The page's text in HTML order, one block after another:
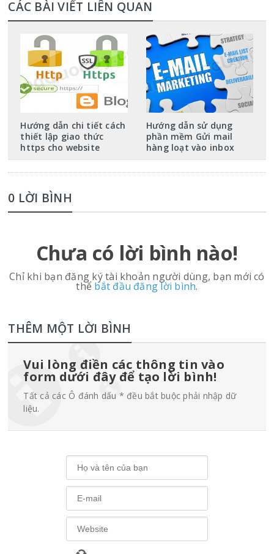
CÁC BÀI VIẾT LIÊN QUAN
Hướng dẫn chi tiết cách
thiết lập giao thức
https cho website
Hướng dẫn sử dụng
phần mềm Gửi mail
hàng loạt vào inbox
0 LỜI BÌNH
Chưa có lời bình nào!
Chỉ khi bạn đăng ký tài khoản người dùng, bạn mới có
thể bắt đầu đăng lời bình.
THÊM MỘT LỜI BÌNH
Vui lòng điền các thông tin vào
form dưới đây để tạo lời bình!
Tất cả các Ô đánh dấu * đều bắt buộc phải nhập dữ
liệu.